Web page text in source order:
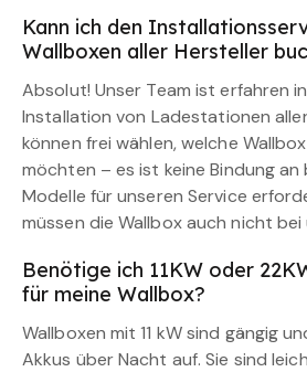
Kann ich den
Wallboxen aller Hersteller
Absolut! Unser Team ist erfahren
Installation von Ladestationen
können frei wählen, welche
möchten – es ist keine Bindung
Modelle für unseren Service
müssen die Wallbox auch nicht bei
Benötige ich 11KW oder
für meine Wallbox?
Wallboxen mit 11 kW sind gängig
Akkus über Nacht auf. Sie sind